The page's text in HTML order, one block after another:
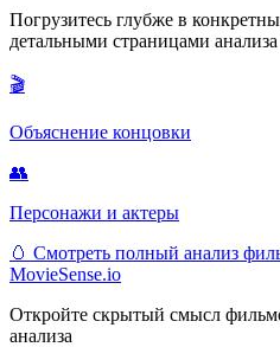
Погрузитесь глубже в
детальными страницами анализа
🎬
Объяснение концовки
👥
Персонажи и актеры
🥚 Смотреть полный анализ
MovieSense.io
Откройте скрытый смысл
анализа